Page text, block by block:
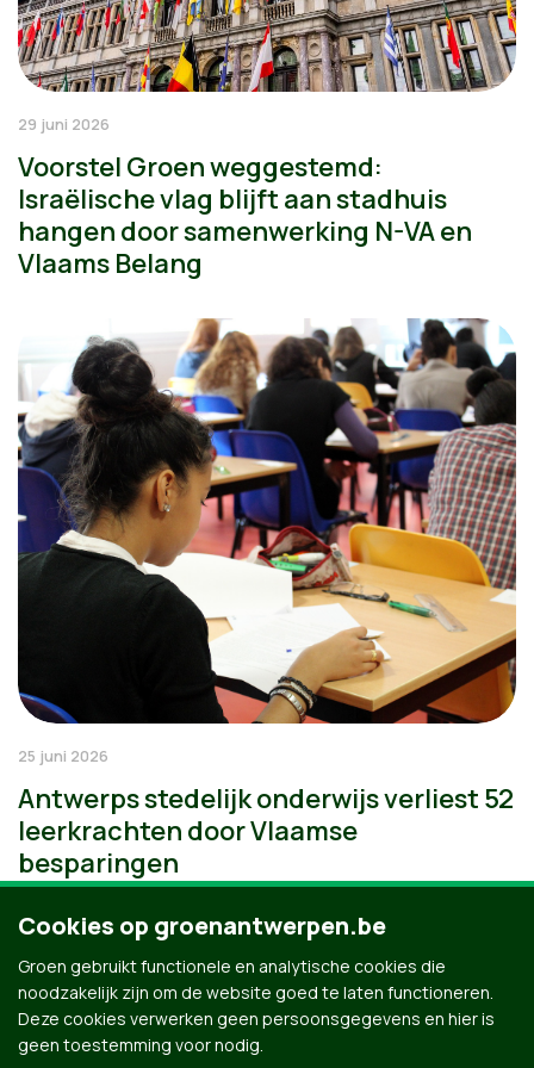
29 juni 2026
Voorstel Groen weggestemd:
Israëlische vlag blijft aan stadhuis
hangen door samenwerking N-VA en
Vlaams Belang
25 juni 2026
Antwerps stedelijk onderwijs verliest 52
leerkrachten door Vlaamse
besparingen
Cookies op groenantwerpen.be
Groen gebruikt functionele en analytische cookies die
noodzakelijk zijn om de website goed te laten functioneren.
Deze cookies verwerken geen persoonsgegevens en hier is
geen toestemming voor nodig.